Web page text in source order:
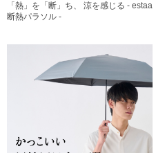
「熱」を「断」ち、 涼を感じる - estaa
断熱パラソル -